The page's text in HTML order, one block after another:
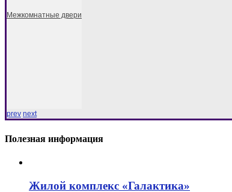
Межкомнатные двери
prev next
Полезная информация
Жилой комплекс «Галактика»